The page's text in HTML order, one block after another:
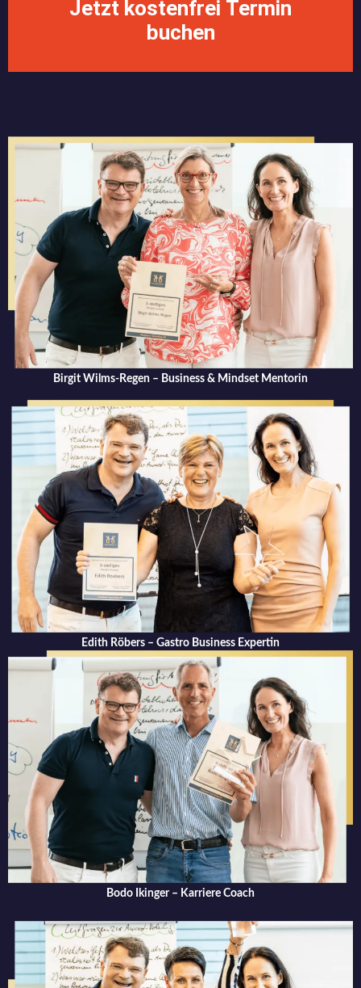
Jetzt kostenfrei Termin
buchen
Birgit Wilms-Regen – Business & Mindset Mentorin
Edith Röbers – Gastro Business Expertin
Bodo Ikinger – Karriere Coach